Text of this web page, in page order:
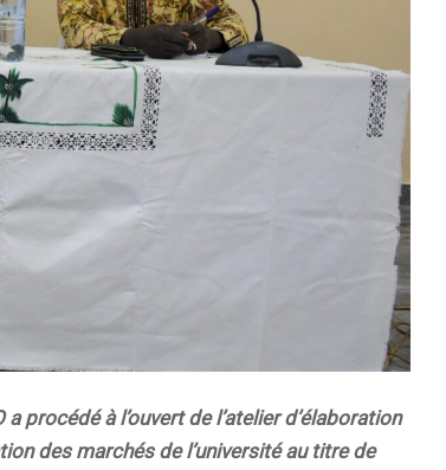
procédé à l’ouvert de l’atelier d’élaboration
des marchés de l’université au titre de